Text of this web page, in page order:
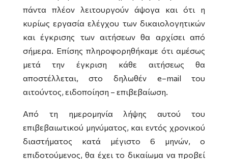
πάντα πλέον λειτουργούν άψογα και ότι η
κυρίως εργασία ελέγχου των δικαιολογητικών
και έγκρισης των αιτήσεων θα αρχίσει από
σήμερα. Επίσης πληροφορηθήκαμε ότι αμέσως
μετά την έγκριση κάθε αιτήσεως θα
αποστέλλεται, στο δηλωθέν e–mail του
αιτούντος, ειδοποίηση – επιβεβαίωση.
Από τη ημερομηνία λήψης αυτού του
επιβεβαιωτικού μηνύματος, και εντός χρονικού
διαστήματος κατά μέγιστο 6 μηνών, ο
επιδοτούμενος, θα έχει το δικαίωμα να προβεί